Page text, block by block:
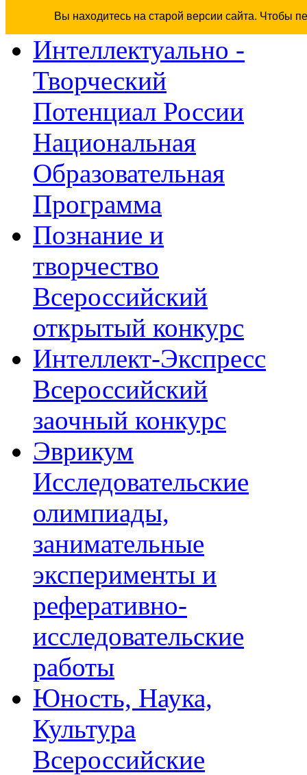
Вы находитесь на старой версии сайта. Чтобы
Интеллектуально -
Творческий
Потенциал России
Национальная
Образовательная
Программа
Познание и
творчество
Всероссийский
открытый конкурс
Интеллект-Экспресс
Всероссийский
заочный конкурс
Эврикум
Исследовательские
олимпиады,
занимательные
эксперименты и
реферативно-
исследовательские
работы
Юность, Наука,
Культура
Всероссийские